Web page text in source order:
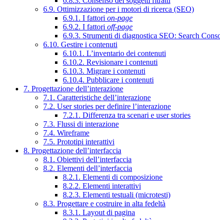
6.9. Ottimizzazione per i motori di ricerca (SEO)
6.9.1. I fattori on-page
6.9.2. I fattori off-page
6.9.3. Strumenti di diagnostica SEO: Search
6.10. Gestire i contenuti
6.10.1. L’inventario dei contenuti
6.10.2. Revisionare i contenuti
6.10.3. Migrare i contenuti
6.10.4. Pubblicare i contenuti
7. Progettazione dell’interazione
7.1. Caratteristiche dell’interazione
7.2. User stories per definire l’interazione
7.2.1. Differenza tra scenari e user stories
7.3. Flussi di interazione
7.4. Wireframe
7.5. Prototipi interattivi
8. Progettazione dell’interfaccia
8.1. Obiettivi dell’interfaccia
8.2. Elementi dell’interfaccia
8.2.1. Elementi di composizione
8.2.2. Elementi interattivi
8.2.3. Elementi testuali (microtesti)
8.3. Progettare e costruire in alta fedeltà
8.3.1. Layout di pagina